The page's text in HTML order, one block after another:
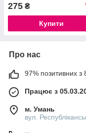
275 ₴
Купити
Про нас
97% позитивних з
Працює з
м. Умань
вул.